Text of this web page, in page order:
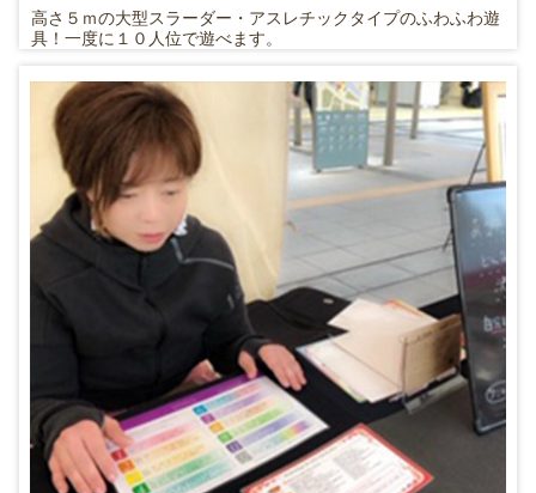
高さ５ｍの大型スラーダー・アスレチックタイプのふわふわ遊
具！一度に１０人位で遊べます。